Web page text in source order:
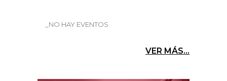
_NO HAY EVENTOS
VER MÁS...